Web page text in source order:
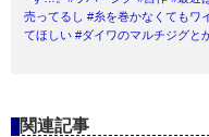
売ってるし #糸を巻かなくてもワ
てほしい #ダイワのマルチジグと
関連記事